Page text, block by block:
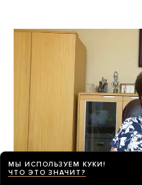
МЫ ИСПОЛЬЗУЕМ КУКИ!
ЧТО ЭТО ЗНАЧИТ?